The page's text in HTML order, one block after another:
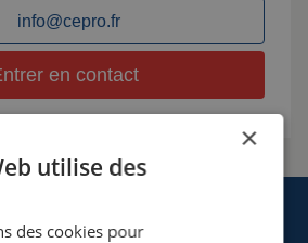
info@cepro.fr
en contact
×
utilise des
des cookies pour